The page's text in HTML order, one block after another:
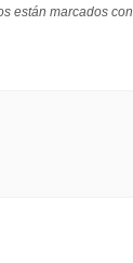
están marcados con